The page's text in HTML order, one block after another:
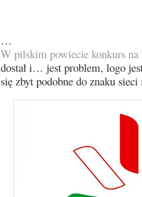
…
W pilskim powiecie konkurs na
dostał i… jest problem, logo
się zbyt podobne do znaku